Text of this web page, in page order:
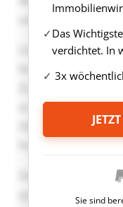
Das
verdichtet. In
3x
Sie sind